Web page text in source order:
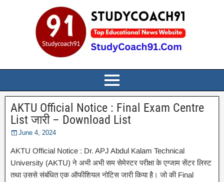
AKTU Official Notice : Final Exam Centre
List जारी – Download List
June 4, 2024
AKTU Official Notice : Dr. APJ Abdul Kalam Technical
University (AKTU) ने अभी अभी सम सेमेस्टर परीक्षा के एग्जाम सेंटर लिस्ट
तथा उससे संबंधित एक ऑफीशियल नोटिस जारी किया है। जो की Final